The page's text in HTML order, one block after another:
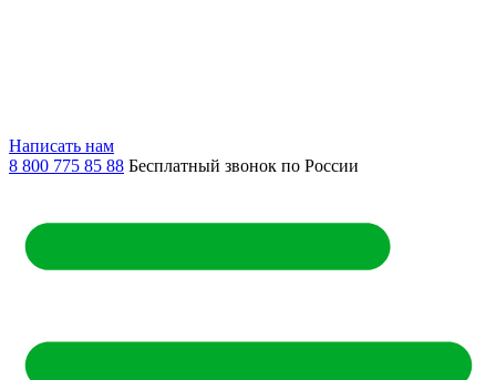
Написать нам
8 800 775 85 88 Бесплатный звонок по России